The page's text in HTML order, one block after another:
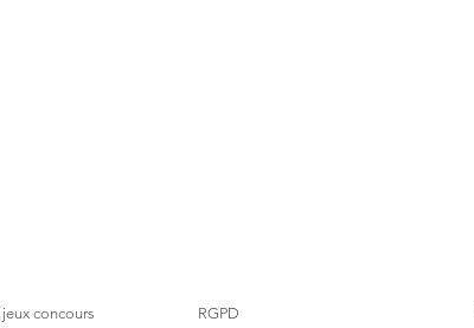
jeux concours RGPD